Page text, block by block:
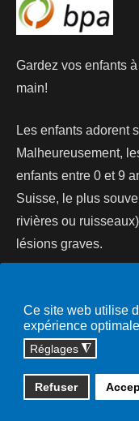
Ce site web utilise
expérience
Réglages ◮
Refuser
Gardez vos enfants
main!
Les enfants adorent
Malheureusement,
enfants entre 0 et 9
Suisse, le plus
rivières ou
lésions graves.
Copyright © 2026
solutions informatiques